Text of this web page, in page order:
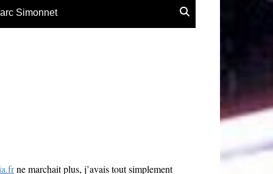
Simonnet
ne marchait plus, j’avais tout simplement